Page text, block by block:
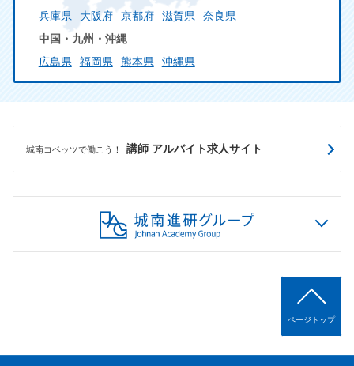
兵庫県
大阪府 京都府 滋賀県
奈良県
中国・九州・沖縄
広島県
福岡県 熊本県 沖縄県
城南コベッツで働こう！ 講師 アルバイト求人サイト
ページトップ